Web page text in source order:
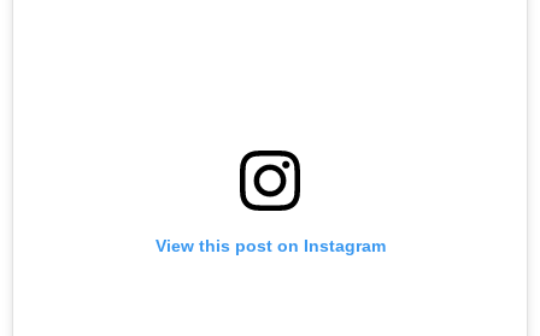
View this post on Instagram